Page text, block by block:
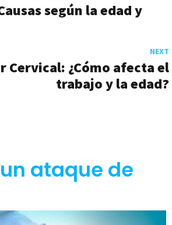
según la edad y
NEXT
Cervical: ¿Cómo afecta el
trabajo y la edad?
ataque de